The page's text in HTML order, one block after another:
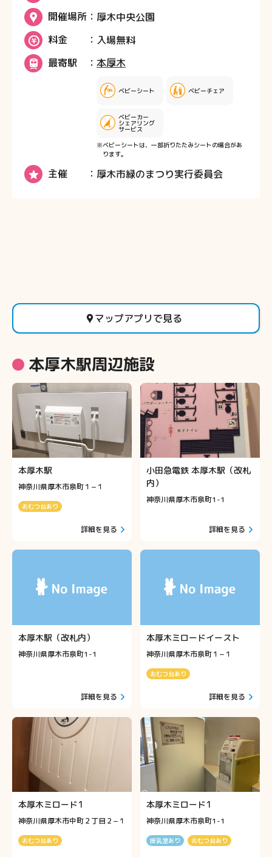
開催場所
厚木中央公園
料金
入場無料
最寄駅
本厚木
ベビーシート ベビーチェア
ベビーカー
シェアリング
サービス
※ベビーシートは、一部折りたたみシートの場合があ
ります。
主催 厚木市緑のまつり実行委員会
マップアプリで見る
本厚木駅周辺施設
本厚木駅
神奈川県厚木市泉町１−１
おむつ台あり
詳細を見る
小田急電鉄 本厚木駅（改札
内）
神奈川県厚木市泉町1-1
詳細を見る
本厚木駅（改札内）
神奈川県厚木市泉町1-1
詳細を見る
本厚木ミロードイースト
神奈川県厚木市泉町１−１
おむつ台あり
詳細を見る
本厚木ミロード1
神奈川県厚木市中町２丁目２−１
おむつ台あり
本厚木ミロード1
神奈川県厚木市泉町1-1
授乳室あり おむつ台あり